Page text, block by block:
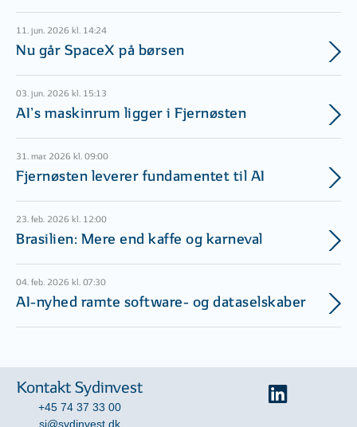
11. jun. 2026 kl. 14:24
Nu går SpaceX på børsen
03. jun. 2026 kl. 15:13
AI’s maskinrum ligger i Fjernøsten
31. mar. 2026 kl. 09:00
Fjernøsten leverer fundamentet til AI
23. feb. 2026 kl. 12:00
Brasilien: Mere end kaffe og karneval
04. feb. 2026 kl. 07:30
AI-nyhed ramte software- og dataselskaber
Kontakt Sydinvest
+45 74 37 33 00
si@sydinvest.dk